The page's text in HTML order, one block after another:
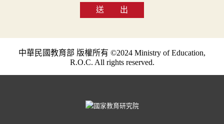
送 出
中華民國教育部 版權所有 ©2024 Ministry of Education,
R.O.C. All rights reserved.